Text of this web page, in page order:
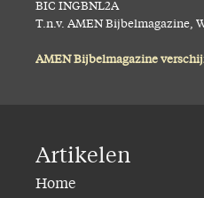
BIC INGBNL2A
T.n.v. AMEN Bijbelmagazine,
AMEN Bijbelmagazine
Artikelen
Home